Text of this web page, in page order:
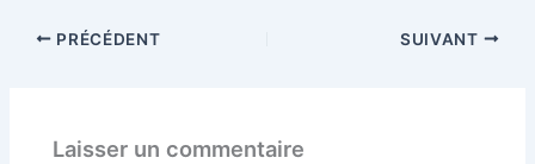
PRÉCÉDENT SUIVANT
Laisser un commentaire